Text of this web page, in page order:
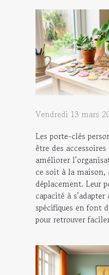
Vendredi 13 mars
Les porte-clés
être des
améliorer
ce soit à la maison,
déplacement. Leur
capacité à
spécifiques en font
pour retrouver